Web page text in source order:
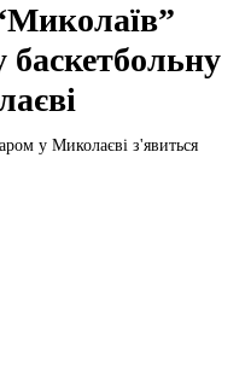
баскетбольну
у Миколаєві з'явиться